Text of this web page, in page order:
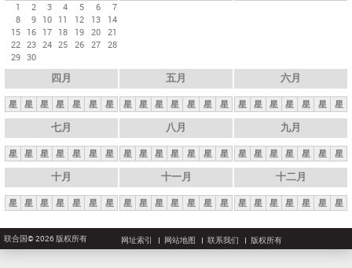
1
2 3 4 5 6
7
8
9 10 11 12 13
14
15 16 17 18 19 20 21
22 23 24 25 26 27 28
29 30
四月
星 星 星 星 星 星 星
五月
星 星 星 星 星 星 星
六月
星 星 星 星 星 星 星
七月
星 星 星 星 星 星 星
八月
星 星 星 星 星 星 星
九月
星 星 星 星 星 星 星
十月
星 星 星 星 星 星 星
十一月
星 星 星 星 星 星 星
十二月
星 星 星 星 星 星 星
联合国© 2026 版权所有 网址索引 网站地图 联系我们 版权所有